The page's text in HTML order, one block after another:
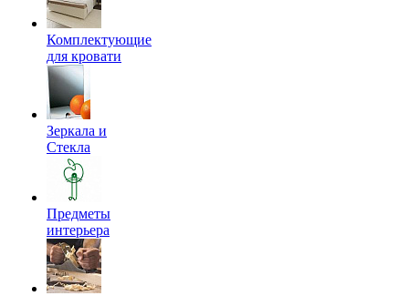
Комплектующие
для кровати
Зеркала и
Стекла
Предметы
интерьера